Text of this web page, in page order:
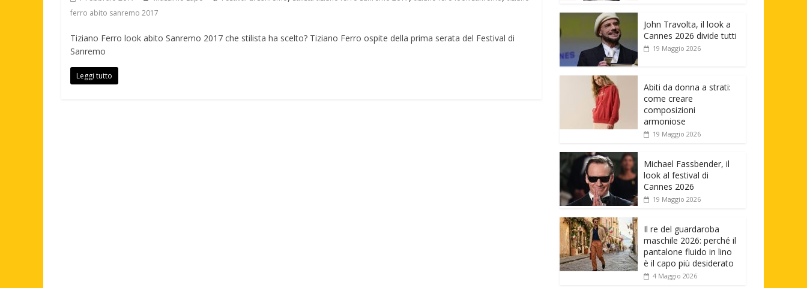
ferro abito sanremo 2017
Tiziano Ferro look abito Sanremo 2017 che stilista ha scelto? Tiziano Ferro ospite della prima serata del Festival di
Sanremo
Leggi tutto
John Travolta, il look a
Cannes 2026 divide tutti
19 Maggio 2026
Abiti da donna a strati:
come creare
composizioni
armoniose
19 Maggio 2026
Michael Fassbender, il
look al festival di
Cannes 2026
19 Maggio 2026
Il re del guardaroba
maschile 2026: perché il
pantalone fluido in lino
è il capo più desiderato
4 Maggio 2026